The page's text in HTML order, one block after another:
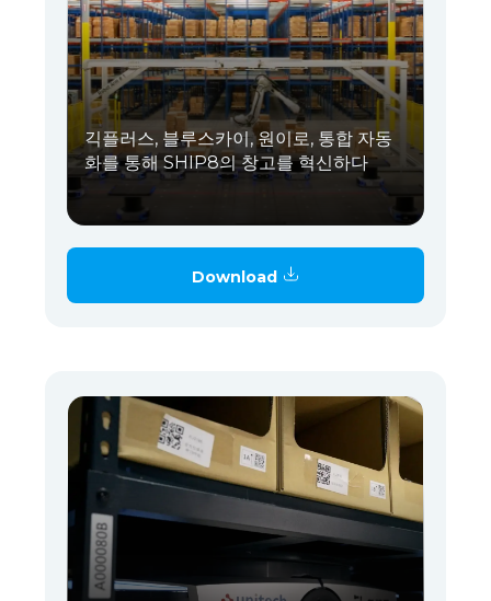
긱플러스, 블루스카이, 원이로, 통합 자동
화를 통해 SHIP8의 창고를 혁신하다
Download